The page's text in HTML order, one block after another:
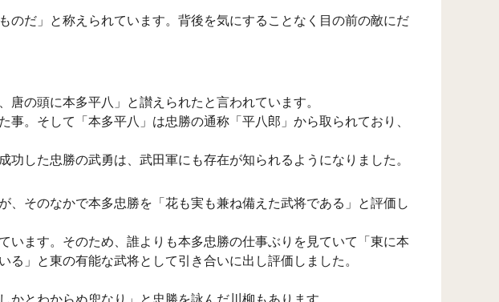
だ」と称えられています。背後を気にすることなく目の前の敵にだ
の頭に本多平八」と讃えられたと言われています。
。そして「本多平八」は忠勝の通称「平八郎」から取られており、
した忠勝の武勇は、武田軍にも存在が知られるようになりました。
そのなかで本多忠勝を「花も実も兼ね備えた武将である」と評価し
ます。そのため、誰よりも本多忠勝の仕事ぶりを見ていて「東に本
」と東の有能な武将として引き合いに出し評価しました。